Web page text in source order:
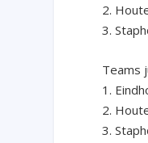
2.
3.
1.
2.
3.